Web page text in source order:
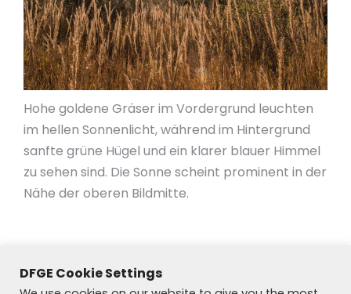
Hohe goldene Gräser im Vordergrund leuchten
im hellen Sonnenlicht, während im Hintergrund
sanfte grüne Hügel und ein klarer blauer Himmel
zu sehen sind. Die Sonne scheint prominent in der
Nähe der oberen Bildmitte.
DFGE Cookie Settings